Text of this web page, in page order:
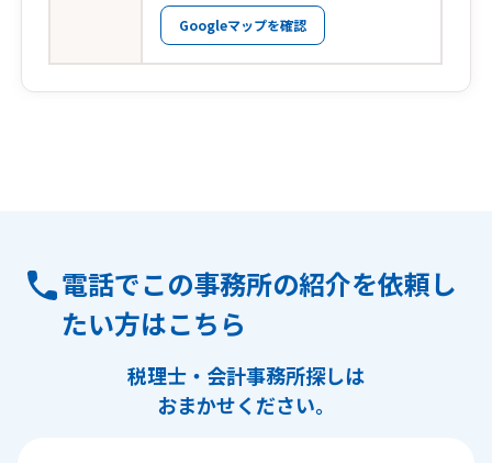
Googleマップを確認
電話でこの事務所の紹介を依頼し
たい方はこちら
税理士・会計事務所探しは
おまかせください。